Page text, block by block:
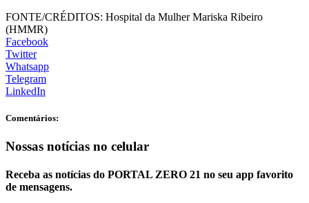
FONTE/CRÉDITOS: Hospital da Mulher Mariska Ribeiro
(HMMR)
Facebook
Twitter
Whatsapp
Telegram
LinkedIn
Comentários:
Nossas notícias no celular
Receba as notícias do PORTAL ZERO 21 no seu app favorito
de mensagens.